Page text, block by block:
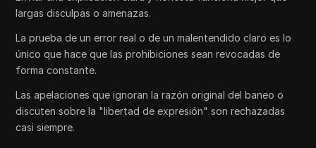
largas disculpas o amenazas.
La prueba de un error real o de un malentendido claro es lo
único que hace que las prohibiciones sean revocadas de
forma constante.
Las apelaciones que ignoran la razón original del baneo o
discuten sobre la "libertad de expresión" son rechazadas
casi siempre.